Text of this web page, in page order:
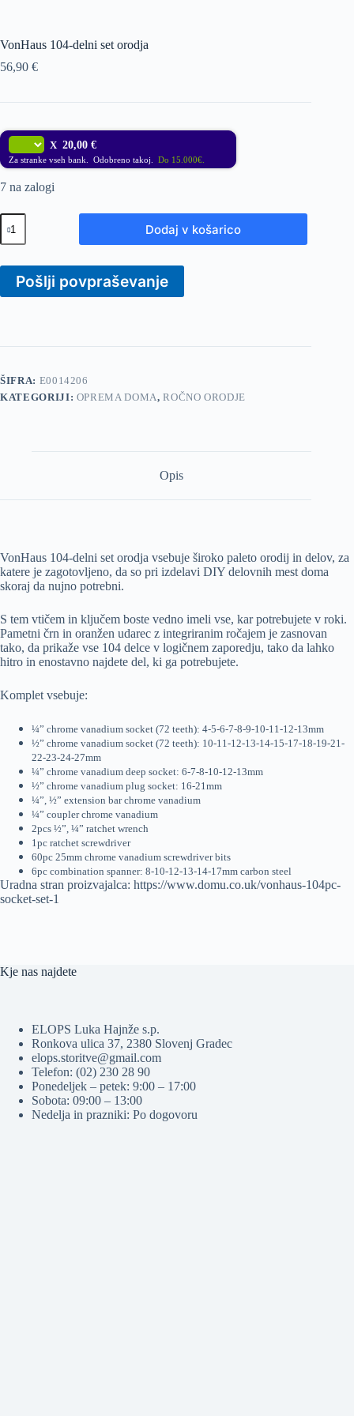
VonHaus 104-delni set orodja
56,90 €
X 20,00 €
Za stranke vseh bank. Odobreno takoj. Do 15.000€.
7 na zalogi
VonHaus
104-
delni
orodja
količina
Dodaj v košarico
Pošlji povpraševanje
ŠIFRA: E0014206
KATEGORIJI: OPREMA DOMA,ROČNO ORODJE
Opis
VonHaus 104-delni set orodja vsebuje široko paleto orodij in delov, za
katere je zagotovljeno, da so pri izdelavi DIY delovnih mest doma
skoraj da nujno potrebni.
S tem vtičem in ključem boste vedno imeli vse, kar potrebujete v roki.
Pametni črn in oranžen udarec z integriranim ročajem je zasnovan
tako, da prikaže vse 104 delce v logičnem zaporedju, tako da lahko
hitro in enostavno najdete del, ki ga potrebujete.
Komplet vsebuje:
¼” chrome vanadium socket (72 teeth): 4-5-6-7-8-9-10-11-12-13mm
½” chrome vanadium socket (72 teeth): 10-11-12-13-14-15-17-18-19-21-
22-23-24-27mm
¼” chrome vanadium deep socket: 6-7-8-10-12-13mm
½” chrome vanadium plug socket: 16-21mm
¼”, ½” extension bar chrome vanadium
¼” coupler chrome vanadium
2pcs ½”, ¼” ratchet wrench
1pc ratchet screwdriver
60pc 25mm chrome vanadium screwdriver bits
6pc combination spanner: 8-10-12-13-14-17mm carbon steel
Uradna stran proizvajalca: https://www.domu.co.uk/vonhaus-104pc-
socket-set-1
Kje nas najdete
ELOPS Luka Hajnže s.p.
Ronkova ulica 37, 2380 Slovenj Gradec
elops.storitve@gmail.com
Telefon: (02) 230 28 90
Ponedeljek – petek: 9:00 – 17:00
Sobota: 09:00 – 13:00
Nedelja in prazniki: Po dogovoru